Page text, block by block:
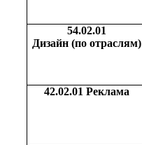
54.02.01
Дизайн (по отраслям)
42.02.01 Реклама